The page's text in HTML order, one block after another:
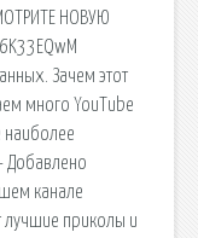
НОВУЮ
Зачем этот
много YouTube
наиболее
Добавлено
канале
приколы и